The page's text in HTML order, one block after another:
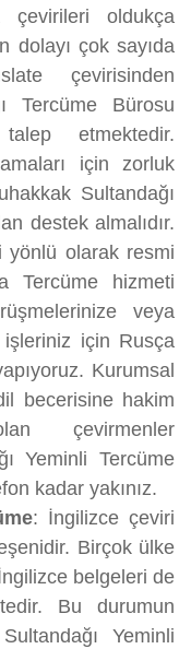
çevirileri oldukça
dolayı çok sayıda
çevirisinden
Tercüme Bürosu
etmektedir.
için zorluk
Sultandağı
destek almalıdır.
yönlü olarak resmi
Tercüme hizmeti
veya
için Rusça
Kurumsal
becerisine hakim
çevirmenler
Yeminli Tercüme
kadar yakınız.
: İngilizce çeviri
Birçok ülke
belgeleri de
Bu durumun
Yeminli